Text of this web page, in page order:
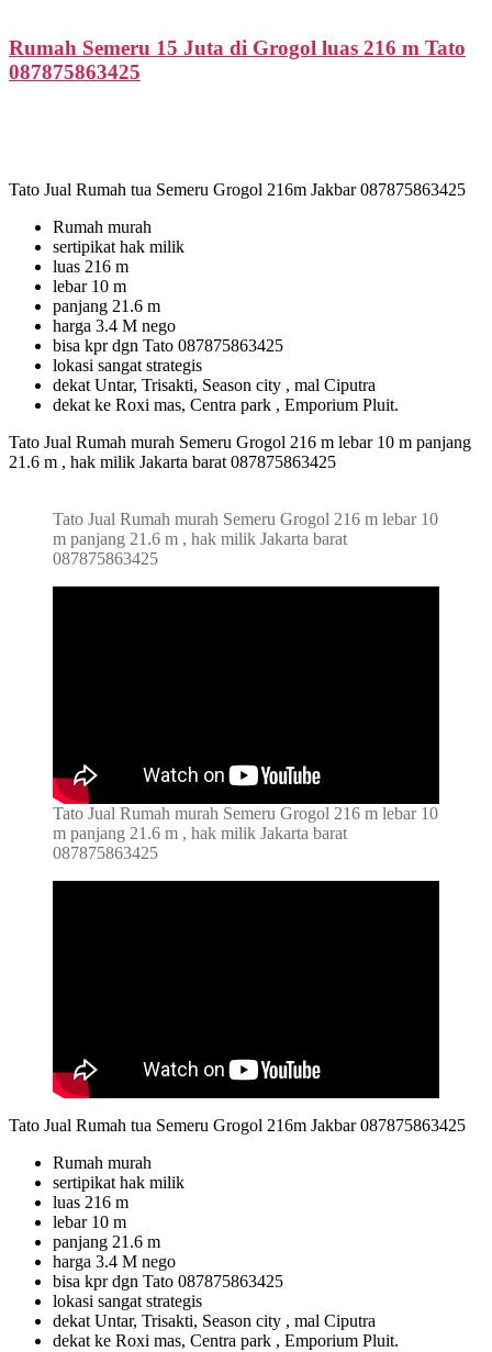
Rumah Semeru 15 Juta di Grogol luas 216 m Tato
087875863425
Tato Jual Rumah tua Semeru Grogol 216m Jakbar 087875863425
Rumah murah
sertipikat hak milik
luas 216 m
lebar 10 m
panjang 21.6 m
harga 3.4 M nego
bisa kpr dgn Tato 087875863425
lokasi sangat strategis
dekat Untar, Trisakti, Season city , mal Ciputra
dekat ke Roxi mas, Centra park , Emporium Pluit.
Tato Jual Rumah murah Semeru Grogol 216 m lebar 10 m panjang
21.6 m , hak milik Jakarta barat 087875863425
Tato Jual Rumah murah Semeru Grogol 216 m lebar 10
m panjang 21.6 m , hak milik Jakarta barat
087875863425
Tato Jual Rumah murah Semeru Grogol 216 m lebar 10
m panjang 21.6 m , hak milik Jakarta barat
087875863425
Tato Jual Rumah tua Semeru Grogol 216m Jakbar 087875863425
Rumah murah
sertipikat hak milik
luas 216 m
lebar 10 m
panjang 21.6 m
harga 3.4 M nego
bisa kpr dgn Tato 087875863425
lokasi sangat strategis
dekat Untar, Trisakti, Season city , mal Ciputra
dekat ke Roxi mas, Centra park , Emporium Pluit.